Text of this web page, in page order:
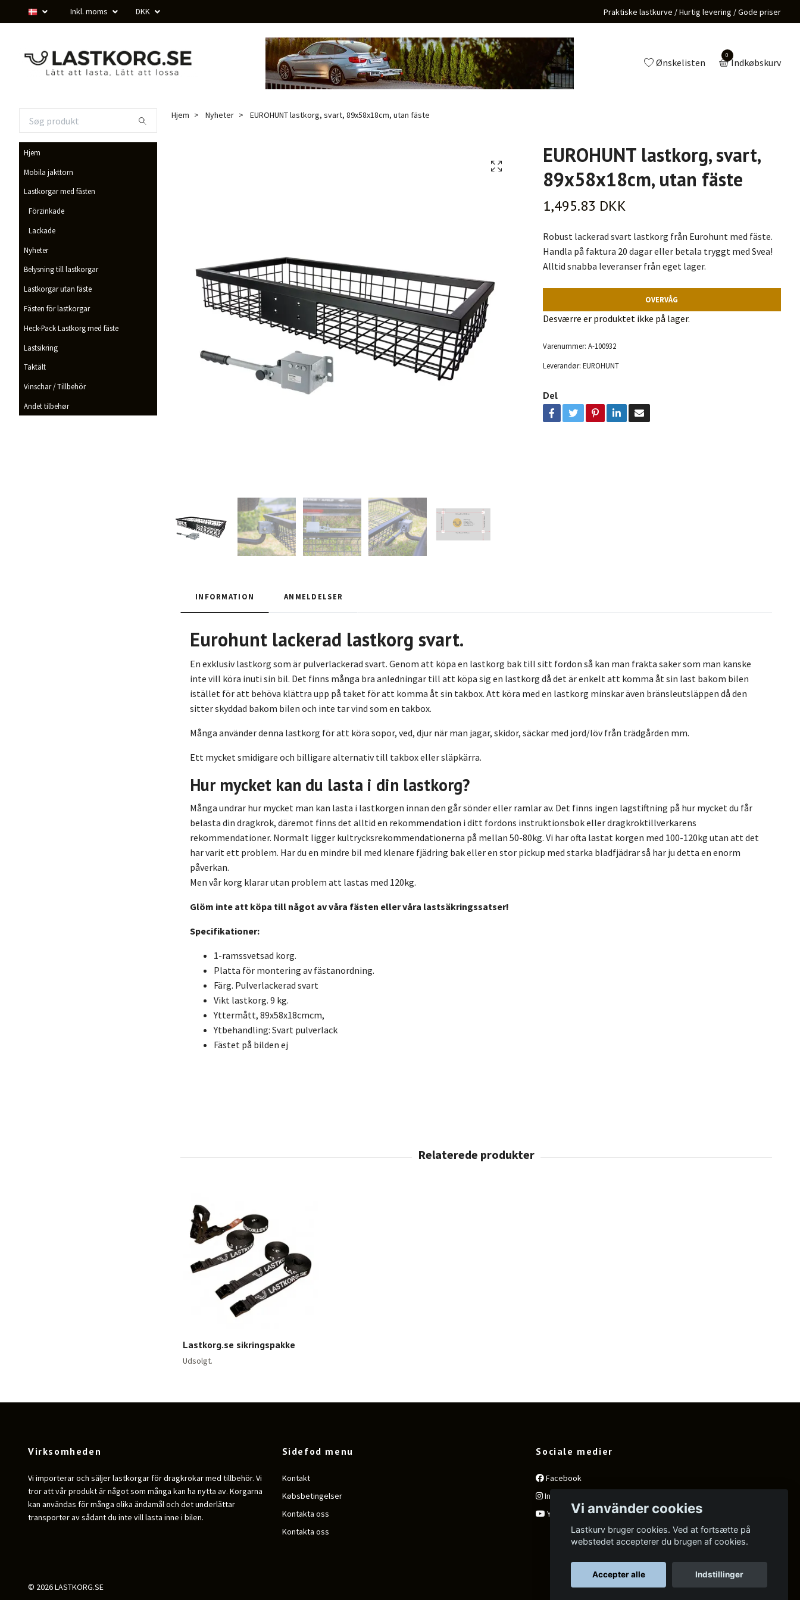
Inkl. moms DKK Praktiske lastkurve / Hurtig levering / Gode priser
Ønskelisten
0
Indkøbskurv
Hjem
Mobila jakttorn
Lastkorgar med fästen
Förzinkade
Lackade
Nyheter
Belysning till lastkorgar
Lastkorgar utan fäste
Fästen för lastkorgar
Heck-Pack Lastkorg med fäste
Lastsikring
Taktält
Vinschar / Tillbehör
Andet tilbehør
Hjem Nyheter EUROHUNT lastkorg, svart, 89x58x18cm, utan fäste
EUROHUNT lastkorg, svart,
89x58x18cm, utan fäste
1,495.83 DKK
Robust lackerad svart lastkorg från Eurohunt med fäste.
Handla på faktura 20 dagar eller betala tryggt med Svea!
Alltid snabba leveranser från eget lager.
OVERVÅG
Desværre er produktet ikke på lager.
Varenummer: A-100932
Leverandør: EUROHUNT
Del
INFORMATION ANMELDELSER
Eurohunt lackerad lastkorg svart.
En exklusiv lastkorg som är pulverlackerad svart. Genom att köpa en lastkorg bak till sitt fordon så kan man frakta saker som man kanske
inte vill köra inuti sin bil. Det finns många bra anledningar till att köpa sig en lastkorg då det är enkelt att komma åt sin last bakom bilen
istället för att behöva klättra upp på taket för att komma åt sin takbox. Att köra med en lastkorg minskar även bränsleutsläppen då den
sitter skyddad bakom bilen och inte tar vind som en takbox.
Många använder denna lastkorg för att köra sopor, ved, djur när man jagar, skidor, säckar med jord/löv från trädgården mm.
Ett mycket smidigare och billigare alternativ till takbox eller släpkärra.
Hur mycket kan du lasta i din lastkorg?
Många undrar hur mycket man kan lasta i lastkorgen innan den går sönder eller ramlar av. Det finns ingen lagstiftning på hur mycket du får
belasta din dragkrok, däremot finns det alltid en rekommendation i ditt fordons instruktionsbok eller dragkroktillverkarens
rekommendationer. Normalt ligger kultrycksrekommendationerna på mellan 50-80kg. Vi har ofta lastat korgen med 100-120kg utan att det
har varit ett problem. Har du en mindre bil med klenare fjädring bak eller en stor pickup med starka bladfjädrar så har ju detta en enorm
påverkan.
Men vår korg klarar utan problem att lastas med 120kg.
Glöm inte att köpa till något av våra fästen eller våra lastsäkringssatser!
Specifikationer:
1-ramssvetsad korg.
Platta för montering av fästanordning.
Färg. Pulverlackerad svart
Vikt lastkorg. 9 kg.
Yttermått, 89x58x18cmcm,
Ytbehandling: Svart pulverlack
Fästet på bilden ej
Lastkorg.se sikringspakke
Udsolgt.
Virksomheden
Vi importerar och säljer lastkorgar för dragkrokar med tillbehör. Vi
tror att vår produkt är något som många kan ha nytta av. Korgarna
kan användas för många olika ändamål och det underlättar
transporter av sådant du inte vill lasta inne i bilen.
Sidefod menu
Kontakt
Købsbetingelser
Kontakta oss
Kontakta oss
Sociale medier
Facebook
Instagram
YouTube
© 2026 LASTKORG.SE
Vi använder cookies
Lastkurv bruger cookies. Ved at fortsætte på
webstedet accepterer du brugen af cookies.
Accepter alle Indstillinger